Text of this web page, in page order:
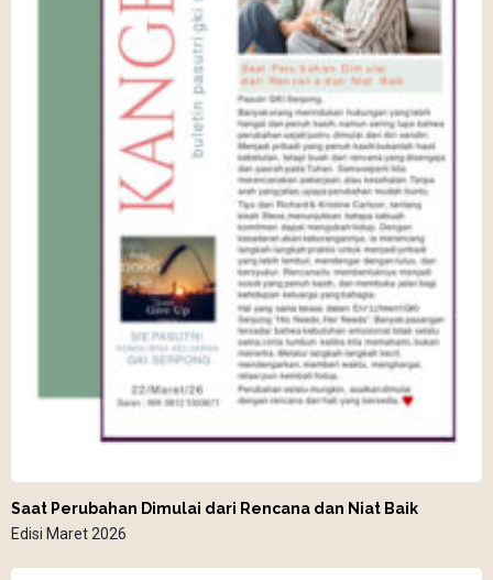
Saat Perubahan Dimulai dari Rencana dan Niat Baik
Edisi Maret 2026